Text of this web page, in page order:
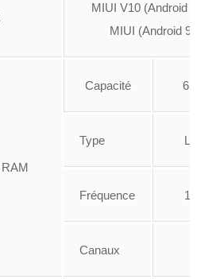
MIUI V10 (Android 8.1
MIUI (Android 9.0
RAM
Capacité 6 Go,
Type
Fréquence 1866
Canaux